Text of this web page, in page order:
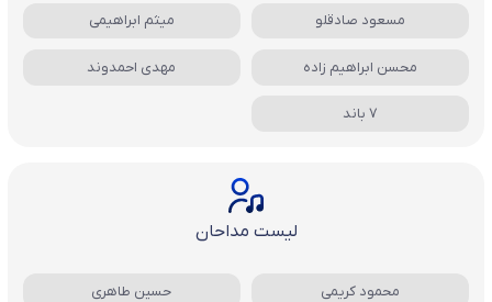
مسعود صادقلو میثم ابراهیمی
محسن ابراهیم زاده مهدی احمدوند
7 باند
لیست مداحان
محمود کریمی حسین طاهری